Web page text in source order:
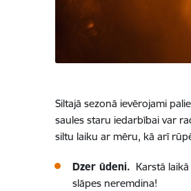
Siltajā sezonā ievērojami
saules staru iedarbībai var
siltu laiku ar mēru, kā arī
Dzer ūdeni. Karstā
slāpes neremdina!